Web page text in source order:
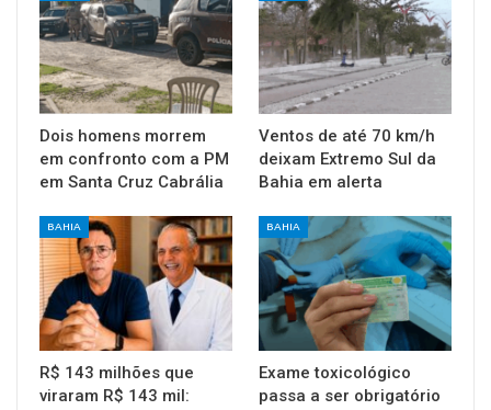
Dois homens morrem
em confronto com a PM
em Santa Cruz Cabrália
Ventos de até 70 km/h
deixam Extremo Sul da
Bahia em alerta
BAHIA
R$ 143 milhões que
viraram R$ 143 mil:
BAHIA
Exame toxicológico
passa a ser obrigatório